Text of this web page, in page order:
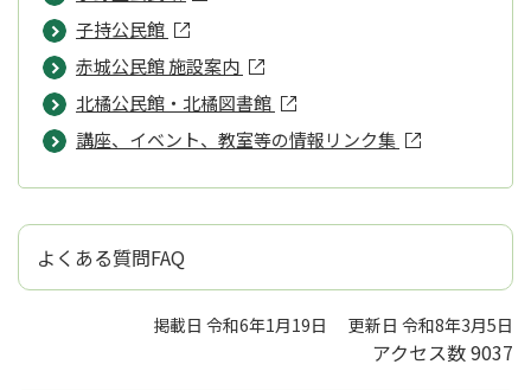
子持公民館
赤城公民館 施設案内
北橘公民館・北橘図書館
講座、イベント、教室等の情報リンク集
よくある質問FAQ
掲載日 令和6年1月19日 更新日 令和8年3月5日
アクセス数9037